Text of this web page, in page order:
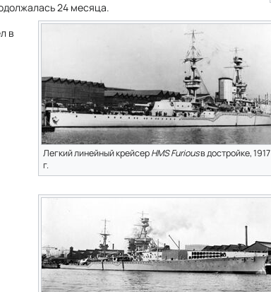
Легкий линейный крейсерHMS Furiousв достройке, 1917
г.
24 месяца.
в